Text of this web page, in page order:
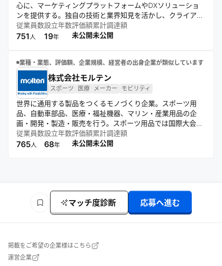
心に、マーケティングプラットフォームやDXソリューショ
ンを提供する。独自の技術と業界知見を活かし、クライアン
トの課題解決とバリューチェーン変革を支援。創造性を重視
したオフィス環境も特徴的である。
従業員数
751 人
設立年数
19年
評価額
未公開
累計調達額
未公開
業種・業態、評価額、企業規模、経営者の出身企業が類似しています
株式会社モルテン
スポーツ 医療 メーカー モビリティ
世界に通用する製品をつくるモノづくり企業。スポーツ用
品、自動車部品、医療・福祉機器、マリン・産業用品の企
画・開発・製造・販売を行う。スポーツ用品では国際大会公
式球など高品質な競技用具を提供し、自動車部品では制御技
術を活かした部品を世界のメーカーへ供給。医療・福祉や社
従業員数
765人
設立年数
68年
評価額
未公開
累計調達額
未公開
マッチ度診断 応募へ進む
掲載をご希望の企業様はこちら
運営企業